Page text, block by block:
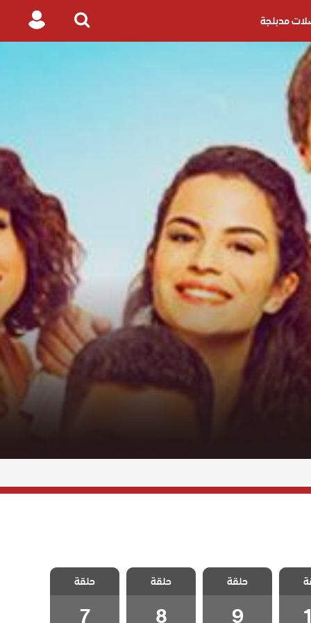
مدبلجة
Search
for
Login
مسلسل اسمه
سعادة الحلقة 9
حلقة
9
مسلسل اسمه
سعادة الحلقة 8
حلقة
8
مسلسل اسمه
سعادة الحلقة 7
حلقة
7